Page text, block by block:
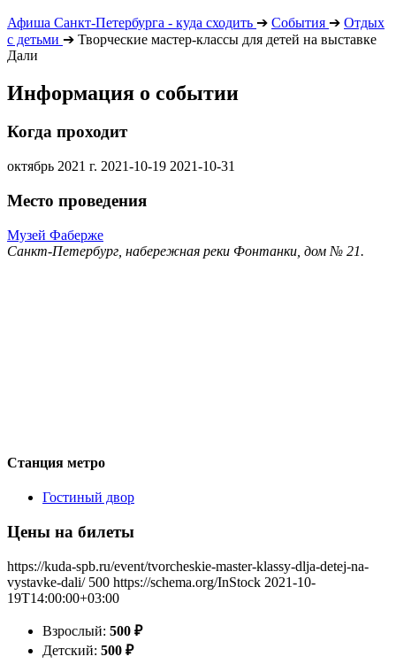
Афиша Санкт-Петербурга - куда сходить ➔ События ➔ Отдых
с детьми ➔ Творческие мастер-классы для детей на выставке
Дали
Информация о событии
Когда проходит
октябрь 2021 г. 2021-10-19 2021-10-31
Место проведения
Музей Фаберже
Санкт-Петербург, набережная реки Фонтанки, дом № 21.
Станция метро
Гостиный двор
Цены на билеты
https://kuda-spb.ru/event/tvorcheskie-master-klassy-dlja-detej-na-
vystavke-dali/ 500 https://schema.org/InStock 2021-10-
19T14:00:00+03:00
Взрослый: 500 ₽
Детский: 500 ₽